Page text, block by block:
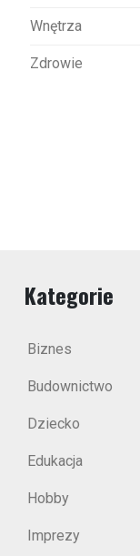
Wnętrza
Zdrowie
Kategorie
Biznes
Budownictwo
Dziecko
Edukacja
Hobby
Imprezy